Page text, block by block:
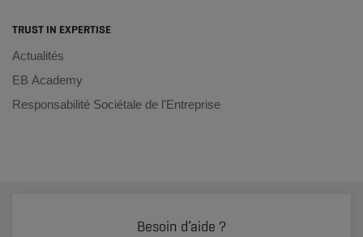
TRUST IN EXPERTISE
Actualités
EB Academy
Responsabilité Sociétale de l'Entreprise
Besoin d’aide ?